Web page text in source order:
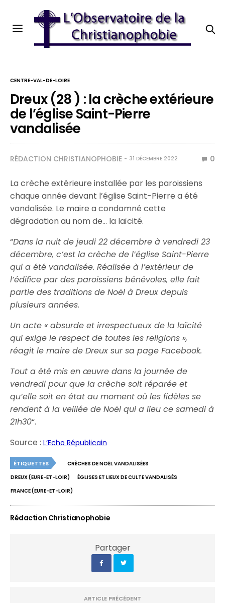
CENTRE-VAL-DE-LOIRE
Dreux (28 ) : la crèche extérieure
de l’église Saint-Pierre
vandalisée
RÉDACTION CHRISTIANOPHOBIE 31 DÉCEMBRE 2022 0
La crèche extérieure installée par les paroissiens
chaque année devant l’église Saint-Pierre a été
vandalisée. Le maire a condamné cette
dégradation au nom de… la laïcité.
“Dans la nuit de jeudi 22 décembre à vendredi 23
décembre, c’est la crèche de l’église Saint-Pierre
qui a été vandalisée. Réalisée à l’extérieur de
l’édifice par des paroissiens bénévoles, elle fait
partie des traditions de Noël à Dreux depuis
plusieurs années.
Un acte « absurde et irrespectueux de la laïcité
qui exige le respect de toutes les religions »,
réagit le maire de Dreux sur sa page Facebook.
Tout a été mis en œuvre dans la journée de
vendredi pour que la crèche soit réparée et
qu’elle soit en état au moment où les fidèles se
rendent à la veillée de Noël qui a lieu ce samedi à
21h30“.
Source :L’Echo Républicain
ÉTIQUETTES
CRÈCHES DE NOËL VANDALISÉES
DREUX (EURE-ET-LOIR)
ÉGLISES ET LIEUX DE CULTE VANDALISÉS
FRANCE (EURE-ET-LOIR)
Rédaction Christianophobie
Partager
ARTICLE PRÉCÉDENT